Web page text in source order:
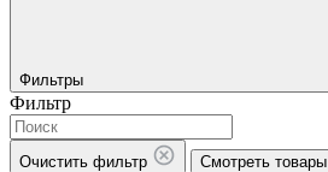
Фильтры
Фильтр
Очистить фильтр Смотреть товары